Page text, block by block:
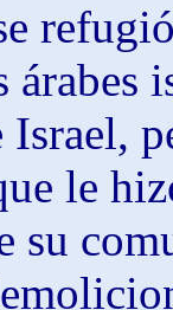
árabes
Israel,
le
su